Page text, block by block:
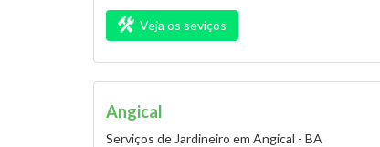
Veja os seviços
Angical
Serviços de Jardineiro em Angical - BA